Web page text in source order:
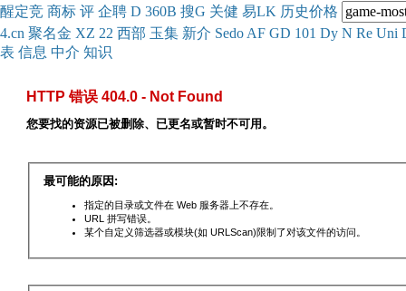
醒定竞 商标 评 企聘 D 360B 搜G 关健 易LK 历史价格
4.cn 聚名金 XZ 22 西部 玉集 新介 Sedo AF GD 101 Dy N Re Uni
表 信息 中介 知识